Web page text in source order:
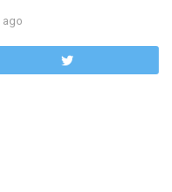
ago